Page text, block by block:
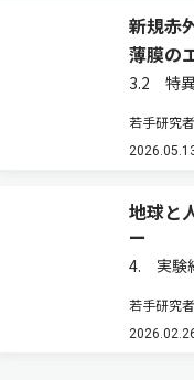
新規赤
薄膜の
3.2 特異
（XRD
（TEM
若手研究
地球と
ー
4. 実験
メント
している
若手研究